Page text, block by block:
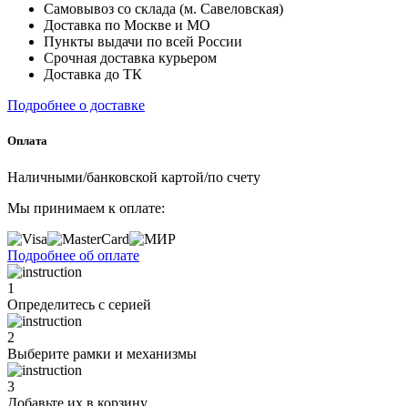
Самовывоз со склада (м. Савеловская)
Доставка по Москве и МО
Пункты выдачи по всей России
Срочная доставка курьером
Доставка до ТК
Подробнее о доставке
Оплата
Наличными/банковской картой/по счету
Мы принимаем к оплате:
Подробнее об оплате
1
Определитесь с серией
2
Выберите рамки и механизмы
3
Добавьте их в корзину